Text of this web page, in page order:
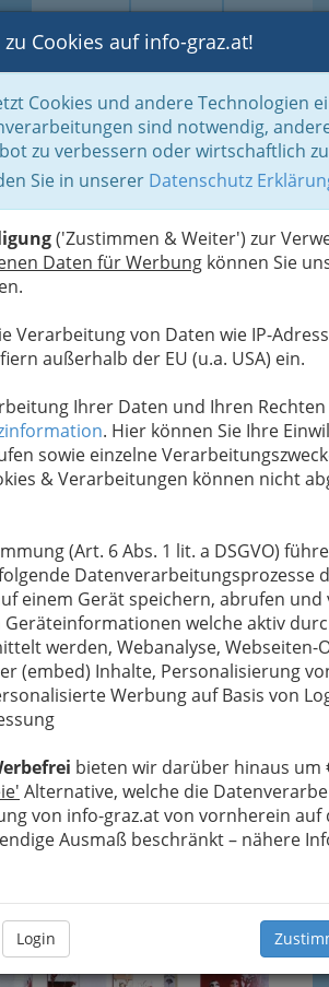
Suche Login Toggle
Cookies auf info-graz.at!
Cookies und andere Technologien
sind notwendig,
zu verbessern oder wirtschaftlich
Sie in unserer Datenschutz
('Zustimmen & Weiter') zur
Daten für Werbung können Sie
Verarbeitung von Daten wie IP-
außerhalb der EU (u.a. USA) ein.
Ihrer Daten und Ihren
. Hier können Sie Ihre
sowie einzelne
& Verarbeitungen können nicht
(Art. 6 Abs. 1 lit. a DSGVO)
Datenverarbeitungsprozesse
einem Gerät speichern, abrufen und
welche aktiv
werden, Webanalyse, Webseiten-
(embed) Inhalte, Personalisierung
Werbung auf Basis von
bieten wir darüber hinaus um
Alternative, welche die
von info-graz.at von vornherein auf
Ausmaß beschränkt – nähere
Login
Freizeit & Sport Vereine Diverse Vereine
Atelier -
-
Graz
bei Nacht
der Verein..
von der deutschstämmigen
Ke Sophie gegründet,
als Malerin, Bildhauerin,
arbeitet.
sich alsPlattform für den
oft
Kunstprojekte. In der
werden Projekte heimischer
KünstlerInnen präsentiert.